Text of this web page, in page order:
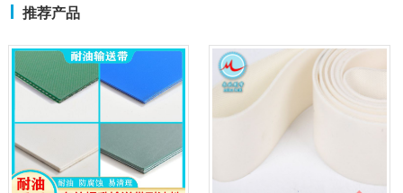
推荐产品